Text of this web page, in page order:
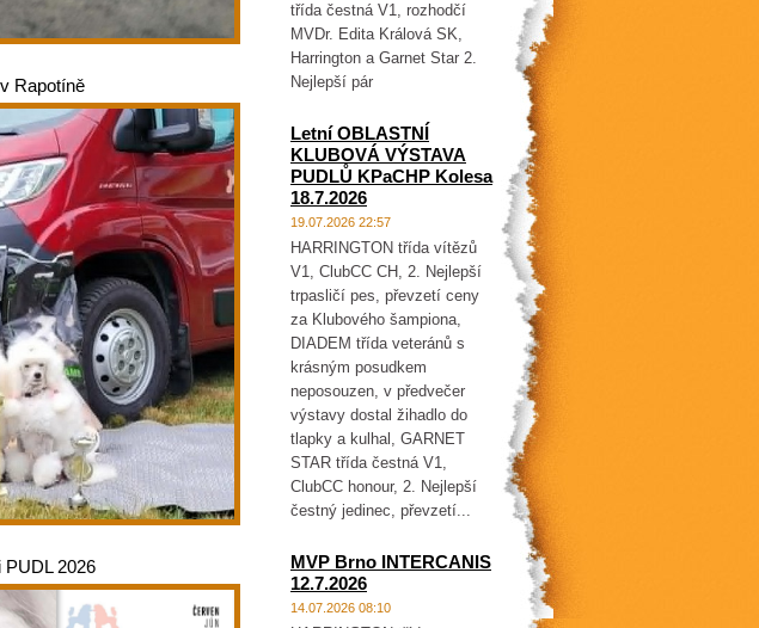
Rapotíně
PUDL 2026
třída čestná V1, rozhodčí
MVDr. Edita Králová SK,
Harrington a Garnet Star 2.
Nejlepší pár
Letní OBLASTNÍ
KLUBOVÁ VÝSTAVA
PUDLŮ KPaCHP Kolesa
18.7.2026
19.07.2026 22:57
HARRINGTON třída vítězů
V1, ClubCC CH, 2. Nejlepší
trpasličí pes, převzetí ceny
za Klubového šampiona,
DIADEM třída veteránů s
krásným posudkem
neposouzen, v předvečer
výstavy dostal žihadlo do
tlapky a kulhal, GARNET
STAR třída čestná V1,
ClubCC honour, 2. Nejlepší
čestný jedinec, převzetí...
MVP Brno INTERCANIS
12.7.2026
14.07.2026 08:10